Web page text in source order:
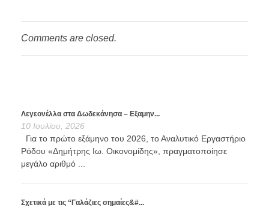
Comments are closed.
Λεγεονέλλα στα Δωδεκάνησα – Εξαμην...
10 Ιουλίου, 2026
Για το πρώτο εξάμηνο του 2026, το Αναλυτικό Εργαστήριο
Ρόδου «Δημήτρης Ιω. Οικονομίδης», πραγματοποίησε
μεγάλο αριθμό ...
Σχετικά με τις “Γαλάζιες σημαίες&#...